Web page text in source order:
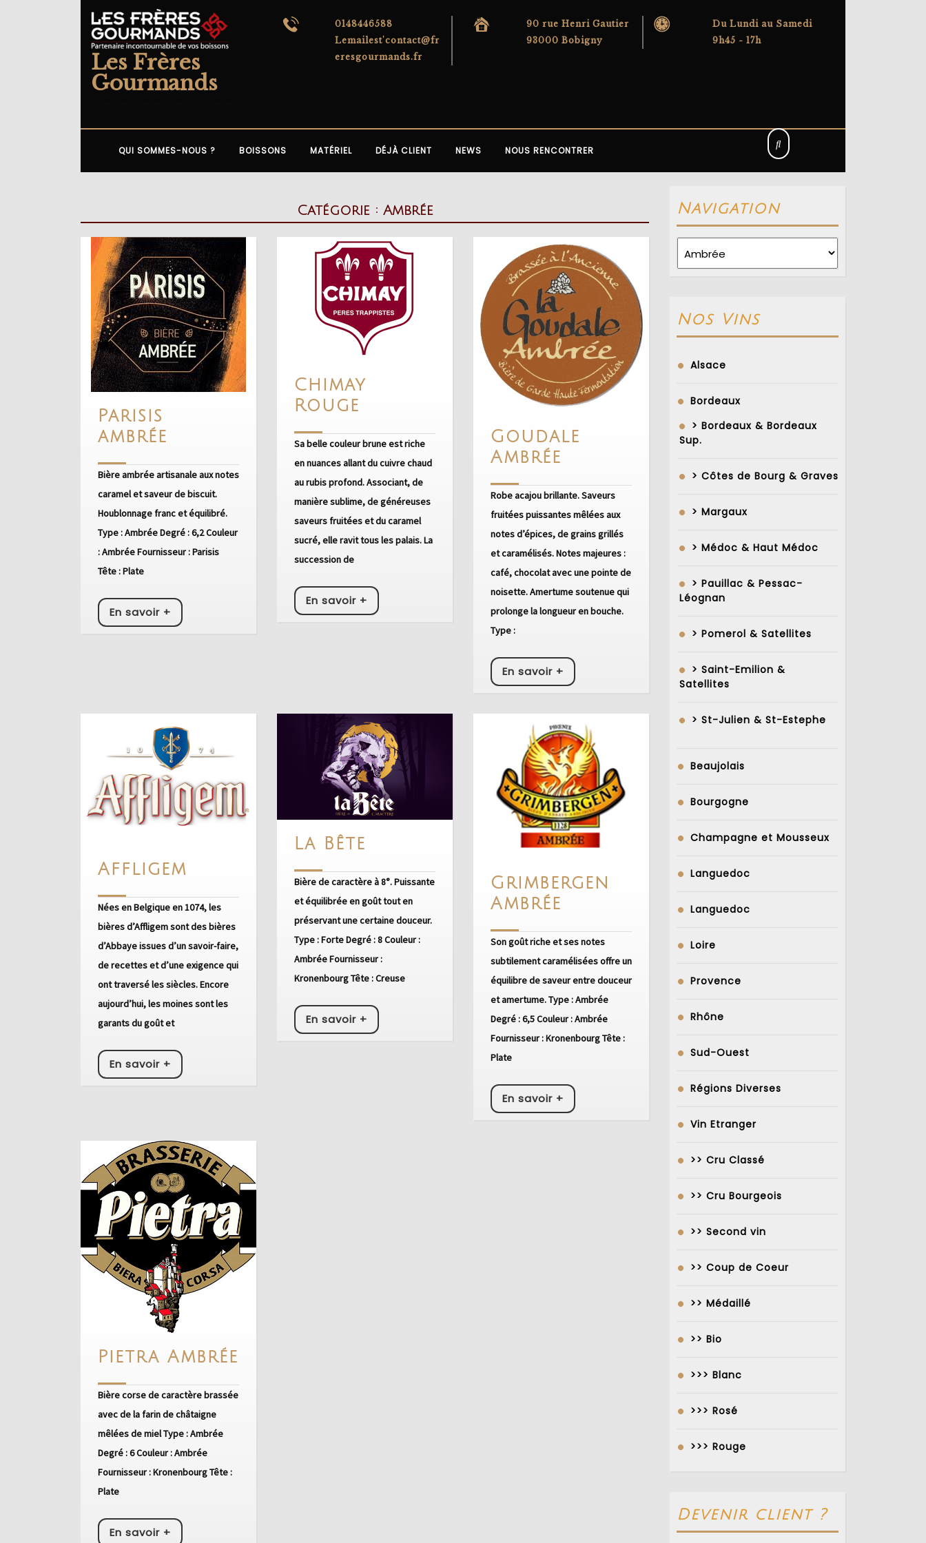
to
content
Les Frères
Gourmands
0148446588
Lemailest'contact@fr
eresgourmands.fr
90 rue Henri Gautier
93000 Bobigny
Du Lundi au Samedi
9h45 - 17h
QUI SOMMES-NOUS ? BOISSONS MATÉRIEL DÉJÀ CLIENT NEWS NOUS RENCONTRER
Catégorie : Ambrée
Parisis
ambrée
Bière ambrée artisanale aux notes
caramel et saveur de biscuit.
Houblonnage franc et équilibré.
Type : Ambrée Degré : 6,2 Couleur
: Ambrée Fournisseur : Parisis
Tête : Plate
En savoir +
savoir
Chimay
Rouge
Sa belle couleur brune est riche
en nuances allant du cuivre chaud
au rubis profond. Associant, de
manière sublime, de généreuses
saveurs fruitées et du caramel
sucré, elle ravit tous les palais. La
succession de
En savoir +En
savoir
Goudale
Ambrée
Robe acajou brillante. Saveurs
fruitées puissantes mêlées aux
notes d’épices, de grains grillés
et caramélisés. Notes majeures :
café, chocolat avec une pointe de
noisette. Amertume soutenue qui
prolonge la longueur en bouche.
Type :
En savoir +En
savoir
Affligem
Nées en Belgique en 1074, les
bières d’Affligem sont des bières
d’Abbaye issues d’un savoir-faire,
de recettes et d’une exigence qui
ont traversé les siècles. Encore
aujourd’hui, les moines sont les
garants du goût et
En savoir +
savoir
La Bête
Bière de caractère à 8°. Puissante
et équilibrée en goût tout en
préservant une certaine douceur.
Type : Forte Degré : 8 Couleur :
Ambrée Fournisseur :
Kronenbourg Tête : Creuse
En savoir +En
savoir
Grimbergen
Ambrée Grimbergen
Son goût riche et ses notes
subtilement caramélisées offre un
équilibre de saveur entre douceur
et amertume. Type : Ambrée
Degré : 6,5 Couleur : Ambrée
Fournisseur : Kronenbourg Tête :
Plate
En savoir +En
savoir
Pietra Ambrée
Bière corse de caractère brassée
avec de la farin de châtaigne
mêlées de miel Type : Ambrée
Degré : 6 Couleur : Ambrée
Fournisseur : Kronenbourg Tête :
Plate
En savoir +
Navigation
Nos Vins
Alsace
Bordeaux
> Bordeaux & Bordeaux
Sup.
> Côtes de Bourg & Graves
> Margaux
> Médoc & Haut Médoc
> Pauillac & Pessac-
Léognan
> Pomerol & Satellites
> Saint-Emilion &
Satellites
> St-Julien & St-Estephe
Beaujolais
Bourgogne
Champagne et Mousseux
Languedoc
Languedoc
Loire
Provence
Rhône
Sud-Ouest
Régions Diverses
Vin Etranger
>> Cru Classé
>> Cru Bourgeois
>> Second vin
>> Coup de Coeur
>> Médaillé
>> Bio
>>> Blanc
>>> Rosé
>>> Rouge
Devenir client ?